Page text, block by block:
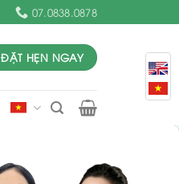
07.0838.0878
ĐẶT HẸN NGAY